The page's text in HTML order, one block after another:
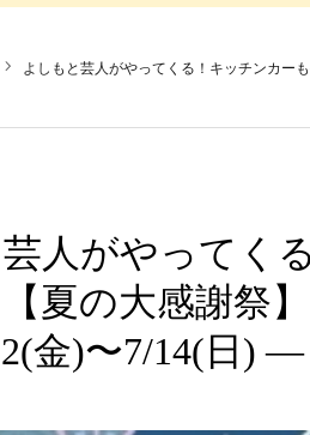
よしもと芸人がやってくる！キッチンカー
人がやってく
夏の大感謝祭
金)〜7/14(日) —